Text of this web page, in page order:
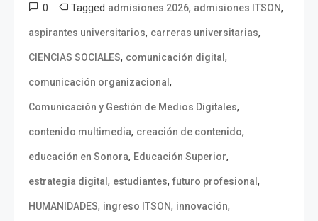
0 Tagged admisiones 2026, admisiones ITSON,
aspirantes universitarios, carreras universitarias,
CIENCIAS SOCIALES, comunicación digital ,
comunicación organizacional ,
Comunicación y Gestión de Medios Digitales,
contenido multimedia, creación de contenido,
educación en Sonora, Educación Superior,
estrategia digital , estudiantes, futuro profesional ,
HUMANIDADES, ingreso ITSON, innovación,